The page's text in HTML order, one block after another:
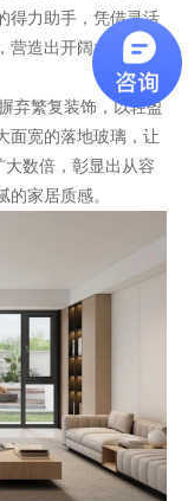
得力助手，凭借灵活
营造出开阔大气、舒
繁复装饰，以轻盈
面宽的落地玻璃，让
大数倍，彰显出从容
家居质感。